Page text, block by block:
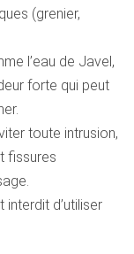
(grenier,
l’eau de Javel,
forte qui peut
toute intrusion,
fissures
interdit d’utiliser